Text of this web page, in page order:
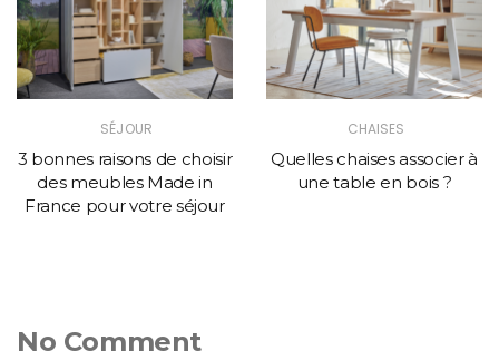
SÉJOUR
3 bonnes raisons de choisir
des meubles Made in
France pour votre séjour
CHAISES
Quelles chaises associer à
une table en bois ?
No Comment